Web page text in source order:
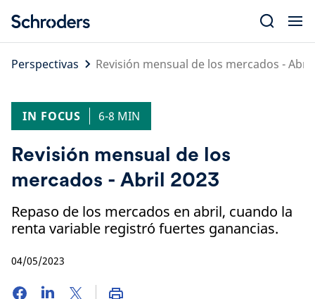
content
Perspectivas
Revisión mensual de los mercados - Abril
IN FOCUS 6-8 MIN
Revisión mensual de los
mercados - Abril 2023
Repaso de los mercados en abril, cuando la
renta variable registró fuertes ganancias.
04/05/2023